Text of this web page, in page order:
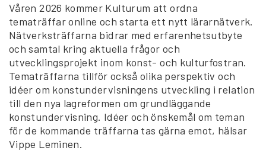
Våren 2026 kommer Kulturum att ordna
tematräffar online och starta ett nytt lärarnätverk.
Nätverksträffarna bidrar med erfarenhetsutbyte
och samtal kring aktuella frågor och
utvecklingsprojekt inom konst- och kulturfostran.
Tematräffarna tillför också olika perspektiv och
idéer om konstundervisningens utveckling i relation
till den nya lagreformen om grundläggande
konstundervisning. Idéer och önskemål om teman
för de kommande träffarna tas gärna emot, hälsar
Vippe Leminen.